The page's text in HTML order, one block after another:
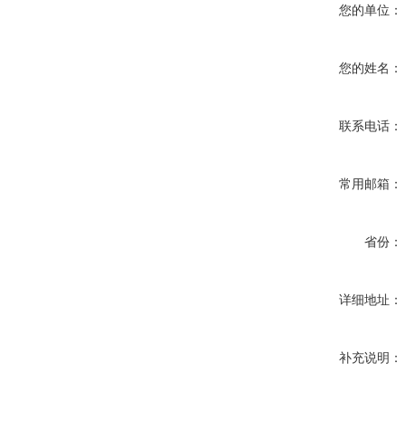
您的单位：
您的姓名：
联系电话：
常用邮箱：
省份：
详细地址：
补充说明：